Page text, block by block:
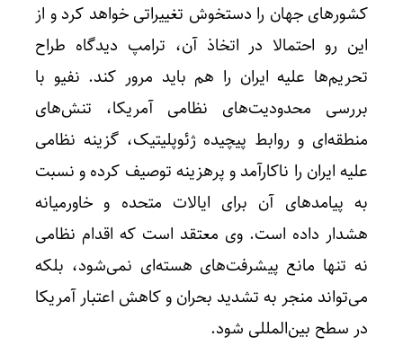
کشورهای جهان را دستخوش تغییراتی خواهد کرد و از
این رو احتمالا در اتخاذ آن، ترامپ دیدگاه طراح
تحریم‌ها علیه ایران را هم باید مرور کند. نفیو با
بررسی محدودیت‌های نظامی آمریکا، تنش‌های
منطقه‌ای و روابط پیچیده ژئوپلیتیک، گزینه نظامی
علیه ایران را ناکارآمد و پرهزینه توصیف کرده و نسبت
به پیامدهای آن برای ایالات متحده و خاورمیانه
هشدار داده است. وی معتقد است که اقدام نظامی
نه تنها مانع پیشرفت‌های هسته‌ای نمی‌شود، بلکه
می‌تواند منجر به تشدید بحران و کاهش اعتبار آمریکا
در سطح بین‌المللی شود.